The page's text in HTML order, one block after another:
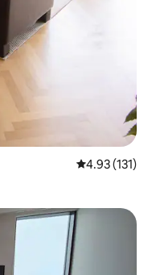
평점 4.93점(5
4.93 (131)